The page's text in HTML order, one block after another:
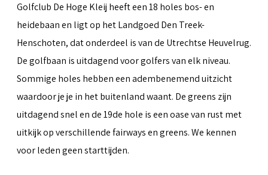
Golfclub De Hoge Kleij heeft een 18 holes bos- en
heidebaan en ligt op het Landgoed Den Treek-
Henschoten, dat onderdeel is van de Utrechtse Heuvelrug.
De golfbaan is uitdagend voor golfers van elk niveau.
Sommige holes hebben een adembenemend uitzicht
waardoor je je in het buitenland waant. De greens zijn
uitdagend snel en de 19de hole is een oase van rust met
uitkijk op verschillende fairways en greens. We kennen
voor leden geen starttijden.